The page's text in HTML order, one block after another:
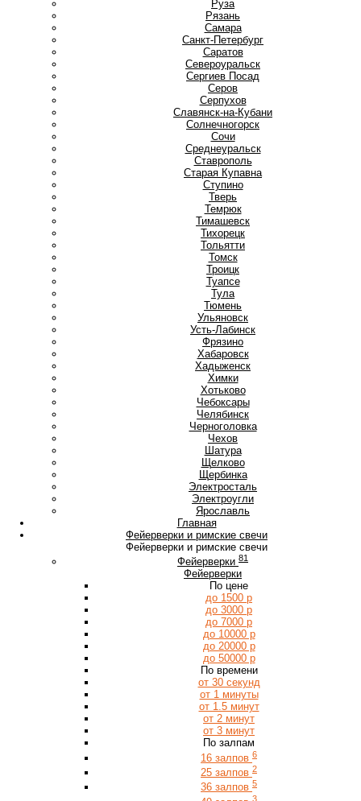
Руза
Рязань
Самара
Санкт-Петербург
Саратов
Североуральск
Сергиев Посад
Серов
Серпухов
Славянск-на-Кубани
Солнечногорск
Сочи
Среднеуральск
Ставрополь
Старая Купавна
Ступино
Тверь
Темрюк
Тимашевск
Тихорецк
Тольятти
Томск
Троицк
Туапсе
Тула
Тюмень
Ульяновск
Усть-Лабинск
Фрязино
Хабаровск
Хадыженск
Химки
Хотьково
Чебоксары
Челябинск
Черноголовка
Чехов
Шатура
Щелково
Щербинка
Электросталь
Электроугли
Ярославль
Главная
Фейерверки и римские свечи
Фейерверки и римские свечи
Фейерверки 81
Фейерверки
По цене
до 1500 р
до 3000 р
до 7000 р
до 10000 р
до 20000 р
до 50000 р
По времени
от 30 секунд
от 1 минуты
от 1.5 минут
от 2 минут
от 3 минут
По залпам
16 залпов 6
25 залпов 2
36 залпов 5
3